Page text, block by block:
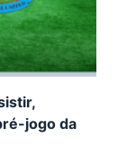
jogo da